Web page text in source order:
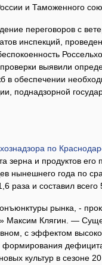
и Таможенного
переговоров с
инспекций,
выявили
в обеспечении
поднадзорной
по
зерна и продуктов его
нынешнего года по
раза и составил всего
рынка, -
Максим Клягин. —
с эффектом
культур в сезоне